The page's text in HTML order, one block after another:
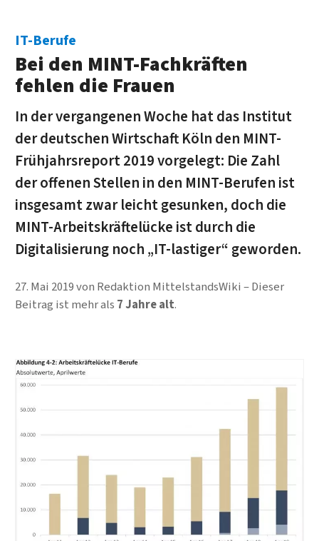
IT-Berufe
Bei den MINT-Fach­kräften
fehlen die Frauen
In der vergangenen Woche hat das Institut
der deutschen Wirt­schaft Köln den MINT-
Früh­jahrs­report 2019 vor­gelegt: Die Zahl
der offenen Stellen in den MINT-Berufen ist
ins­gesamt zwar leicht gesunken, doch die
MINT-Arbeits­kräfte­lücke ist durch die
Digitali­sierung noch „IT-lastiger“ geworden.
27. Mai 2019von Redaktion MittelstandsWiki
Dieser
Beitrag ist mehr als 7 Jahre alt.